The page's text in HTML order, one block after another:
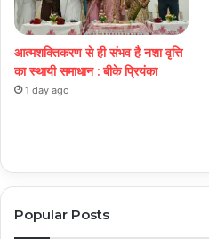
आत्मशक्तिकरण से ही संभव है नशा वृत्ति
का स्थायी समाधान : बीके प्रियंका
1 day ago
Popular Posts